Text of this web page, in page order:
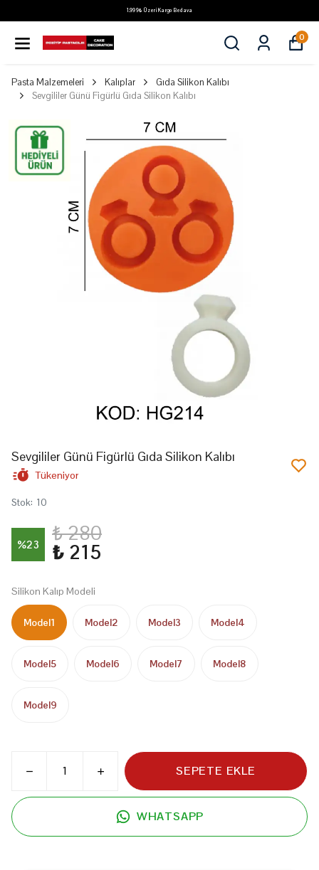
1.999₺ Üzeri Kargo Bedava
0
Pasta Malzemeleri Kalıplar
Gıda Silikon Kalıbı
Sevgililer Günü Figürlü Gıda Silikon Kalıbı
Sevgililer Günü Figürlü Gıda Silikon Kalıbı
Tükeniyor
Stok: 10
%23 ₺ 280
₺ 215
Silikon Kalıp Modeli
Model1 Model2 Model3 Model4
Model5 Model6 Model7 Model8
Model9
SEPETE EKLE
WHATSAPP